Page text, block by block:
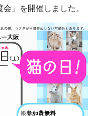
」を開催しました。